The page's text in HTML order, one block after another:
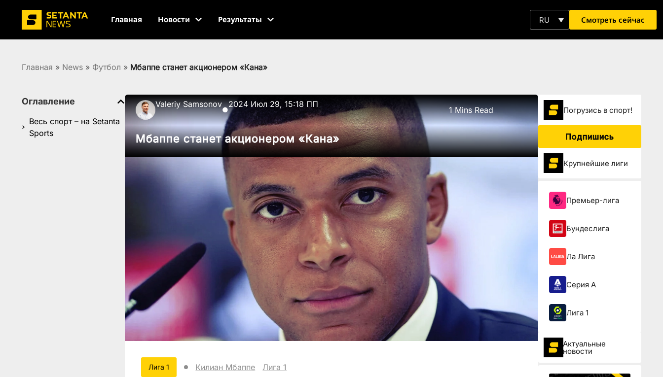
Главная Новости Результаты RU Смотреть сейчас
Главная » News » Футбол » Мбаппе станет акционером «Кана»
Оглавление
Весь спорт – на Setanta
Sports
Valeriy Samsonov
●
2024 Июл 29, 15:18 ПП
1 Mins Read
Мбаппе станет акционером «Кана»
Лига 1 Килиан Мбаппе Лига 1
Погрузиcь в спорт!
Подпишись
Крупнейшие лиги
Премьер-лига
Бундеслига
Ла Лига
Серия А
Лига 1
Актуальные
новости